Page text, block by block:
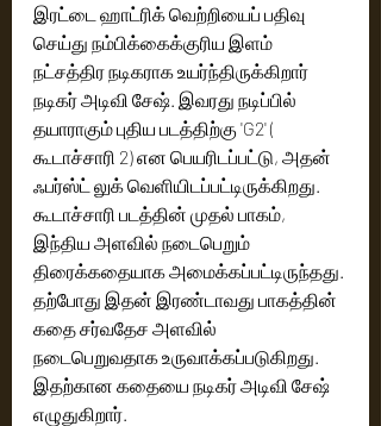
இரட்டை ஹாட்ரிக் வெற்றியைப் பதிவு
செய்து நம்பிக்கைக்குரிய இளம்
நட்சத்திர நடிகராக உயர்ந்திருக்கிறார்
நடிகர் அடிவி சேஷ். இவரது நடிப்பில்
தயாராகும் புதிய படத்திற்கு 'G2' (
கூடாச்சாரி 2) என பெயரிடப்பட்டு, அதன்
ஃபர்ஸ்ட் லுக் வெளியிடப்பட்டிருக்கிறது.
கூடாச்சாரி படத்தின் முதல் பாகம்,
இந்திய அளவில் நடைபெறும்
திரைக்கதையாக அமைக்கப்பட்டிருந்தது.
தற்போது இதன் இரண்டாவது பாகத்தின்
கதை சர்வதேச அளவில்
நடைபெறுவதாக உருவாக்கப்படுகிறது.
இதற்கான கதையை நடிகர் அடிவி சேஷ்
எழுதுகிறார்.